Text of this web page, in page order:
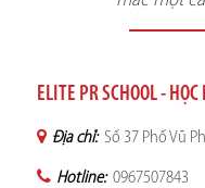
ELITE PR SCHOOL -
Địa chỉ: Số 37 Phố Vũ
Hotline: 0967507843